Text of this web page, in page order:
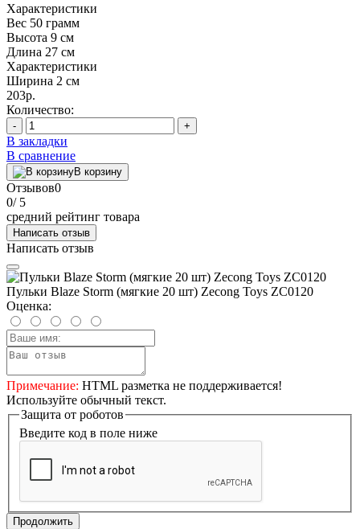
Характеристики
Вес 50 грамм
Высота 9 см
Длина 27 см
Характеристики
Ширина 2 см
203р.
Количество:
- +
В закладки
В сравнение
В корзину
Отзывов0
0/ 5
средний рейтинг товара
Написать отзыв
Написать отзыв
Пульки Blaze Storm (мягкие 20 шт) Zecong Toys ZC0120
Оценка:
Примечание: HTML разметка не поддерживается!
Используйте обычный текст.
Защита от роботов
Введите код в поле ниже
Продолжить